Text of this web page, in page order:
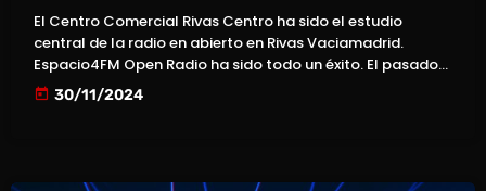
El Centro Comercial Rivas Centro ha sido el estudio
central de la radio en abierto en Rivas Vaciamadrid.
Espacio4FM Open Radio ha sido todo un éxito. El pasado
30 de Noviembre del 2024 el Centro Comercial Rivas
Centro en Rivas Vaciamadrid albergó la segunda edición
today 30/11/2024